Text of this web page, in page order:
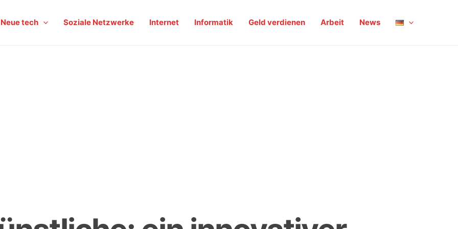
Neue tech Soziale Netzwerke Internet Informatik Geld verdienen Arbeit News